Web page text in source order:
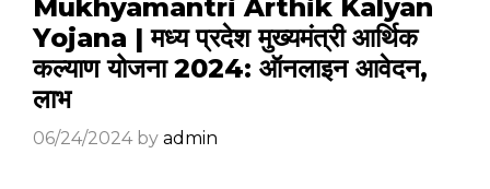
Mukhyamantri Arthik Kalyan
Yojana | मध्य प्रदेश मुख्यमंत्री आर्थिक
कल्याण योजना 2024: ऑनलाइन आवेदन,
लाभ
06/24/2024 by admin